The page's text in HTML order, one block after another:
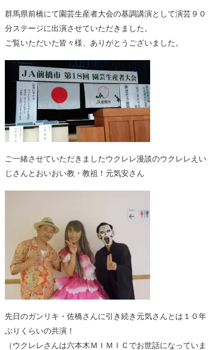
群馬県前橋にて園芸生産者大会の基調講演として演芸９０
分ステージに出演させていただきました。
ご覧いただいた皆々様、ありがとうございました。
ご一緒させていただきましたウクレレ漫談のウクレレえい
じさんとおいおい教・教祖！元気安さん
先日のガンリキ・佐橋さんに引き続き元気さんとは１０年
ぶりくらいの共演！
（ウクレレさんは六本木ＭＩＭＩＣでお世話になっていま